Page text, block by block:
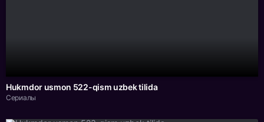
Hukmdor usmon 522-qism uzbek tilida
Сериалы